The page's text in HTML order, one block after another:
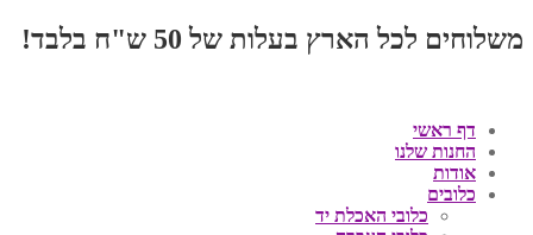
משלוחים לכל הארץ בעלות של 50 ש"ח בלבד!
דף ראשי
החנות שלנו
אודות
כלובים
כלובי האכלת יד